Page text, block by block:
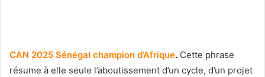
CAN 2025 Sénégal champion d’Afrique. Cette phrase
résume à elle seule l’aboutissement d’un cycle, d’un projet